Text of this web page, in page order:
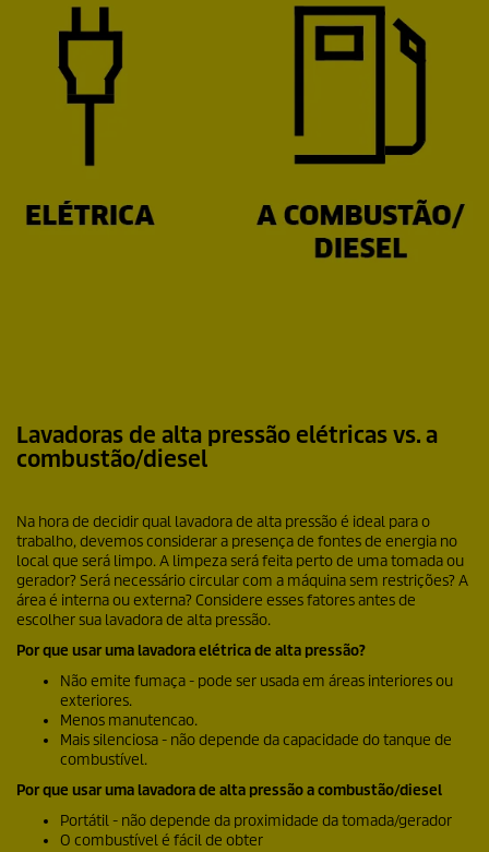
Lavadoras de alta pressão elétricas vs. a
combustão/diesel
Na hora de decidir qual lavadora de alta pressão é ideal para o
trabalho, devemos considerar a presença de fontes de energia no
local que será limpo. A limpeza será feita perto de uma tomada ou
gerador? Será necessário circular com a máquina sem restrições? A
área é interna ou externa? Considere esses fatores antes de
escolher sua lavadora de alta pressão.
Por que usar uma lavadora elétrica de alta pressão?
Não emite fumaça - pode ser usada em áreas interiores ou
exteriores.
Menos manutencao.
Mais silenciosa - não depende da capacidade do tanque de
combustível.
Por que usar uma lavadora de alta pressão a combustão/diesel
Portátil - não depende da proximidade da tomada/gerador
O combustível é fácil de obter